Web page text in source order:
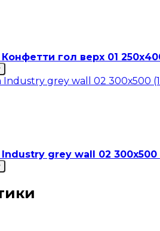
гол верх 01
grey wall 02 300х500